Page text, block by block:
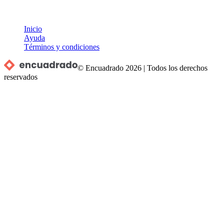
Inicio
Ayuda
Términos y condiciones
© Encuadrado 2026 |Todos los derechos
reservados